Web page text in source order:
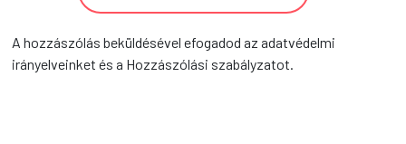
A hozzászólás beküldésével efogadod az adatvédelmi
irányelveinket és a Hozzászólási szabályzatot.